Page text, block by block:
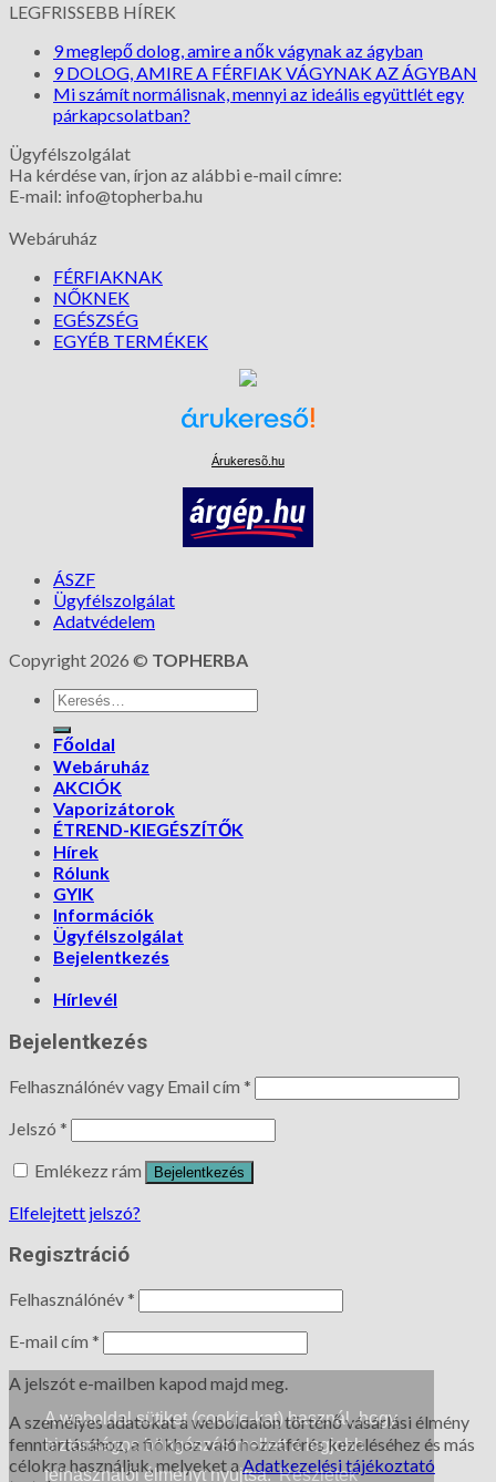
A weboldal sütiket (cookie-kat) használ, hogy
biztonságos böngészés mellett a legjobb
felhasználói élményt nyújtsa.Részletek
LEGFRISSEBB HÍREK
9 meglepő dolog, amire a nők vágynak az ágyban
9 DOLOG, AMIRE A FÉRFIAK VÁGYNAK AZ ÁGYBAN
Mi számít normálisnak, mennyi az ideális együttlét egy
párkapcsolatban?
Ügyfélszolgálat
Ha kérdése van, írjon az alábbi e-mail címre:
E-mail: info@topherba.hu
Webáruház
FÉRFIAKNAK
NŐKNEK
EGÉSZSÉG
EGYÉB TERMÉKEK
Árukeresõ.hu
ÁSZF
Ügyfélszolgálat
Adatvédelem
Copyright 2026 © TOPHERBA
Főoldal
Webáruház
AKCIÓK
Vaporizátorok
ÉTREND-KIEGÉSZÍTŐK
Hírek
Rólunk
GYIK
Információk
Ügyfélszolgálat
Bejelentkezés
Hírlevél
Bejelentkezés
Felhasználónév vagy Email cím *
Jelszó *
Emlékezz rám
Bejelentkezés
Elfelejtett jelszó?
Regisztráció
Felhasználónév*
E-mail cím *
A jelszót e-mailben kapod majd meg.
A személyes adatokat a weboldalon történő vásárlási élmény
fenntartásához, a fiókhoz való hozzáférés kezeléséhez és más
célokra használjuk, melyeket aAdatkezelési tájékoztató